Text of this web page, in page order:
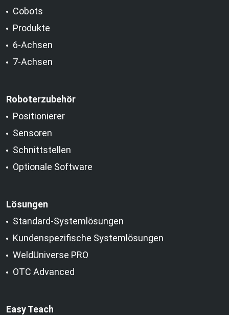
Cobots
Produkte
6-Achsen
7-Achsen
Roboterzubehör
Positionierer
Sensoren
Schnittstellen
Optionale Software
Lösungen
Standard-Systemlösungen
Kundenspezifische Systemlösungen
WeldUniverse PRO
OTC Advanced
Easy Teach